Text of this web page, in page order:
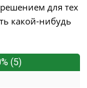
для тех
какой-нибудь
(5)